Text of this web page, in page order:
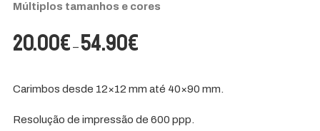
Múltiplos tamanhos e cores
20.00€ – 54.90€Price
range:
through
Carimbos desde 12×12 mm até 40×90 mm.
Resolução de impressão de 600 ppp.